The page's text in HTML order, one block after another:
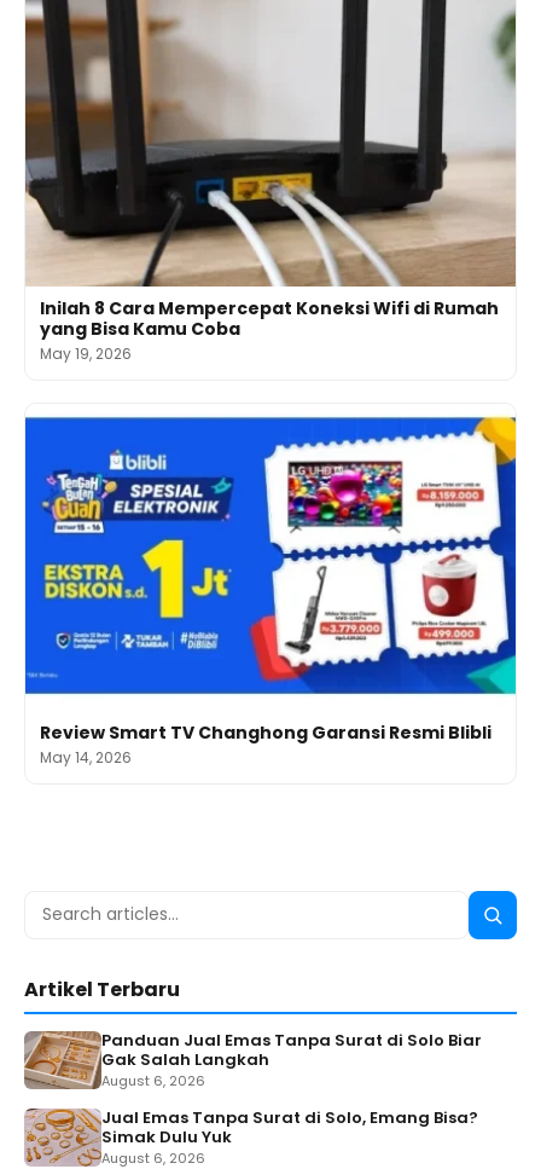
Inilah 8 Cara Mempercepat Koneksi Wifi di Rumah
yang Bisa Kamu Coba
May 19, 2026
Review Smart TV Changhong Garansi Resmi Blibli
May 14, 2026
Search
Search
Artikel Terbaru
Panduan Jual Emas Tanpa Surat di Solo Biar
Gak Salah Langkah
August 6, 2026
Jual Emas Tanpa Surat di Solo, Emang Bisa?
Simak Dulu Yuk
August 6, 2026